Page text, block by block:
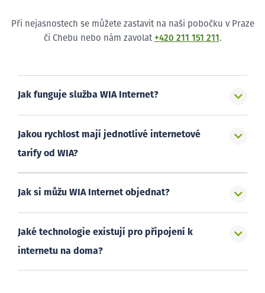
Při nejasnostech se můžete zastavit na naši pobočku v Praze
či Chebu nebo nám zavolat +420 211 151 211 .
Jak funguje služba WIA Internet?
Jakou rychlost mají jednotlivé internetové
tarify od WIA?
Jak si můžu WIA Internet objednat?
Jaké technologie existují pro připojení k
internetu na doma?